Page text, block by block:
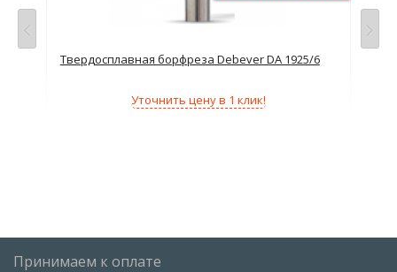
Твердосплавная борфреза Debever DA 1925/6
Уточнить цену в 1 клик!
Принимаем к оплате